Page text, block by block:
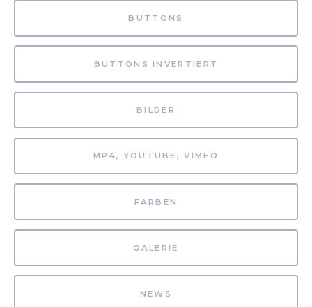
BUTTONS
BUTTONS INVERTIERT
BILDER
MP4, YOUTUBE, VIMEO
FARBEN
GALERIE
NEWS